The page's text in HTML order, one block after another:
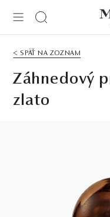
< SPÄŤ NA ZOZNAM
Záhnedový
zlato